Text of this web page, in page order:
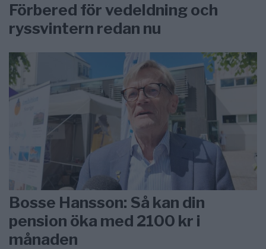
Förbered för vedeldning och
ryssvintern redan nu
Bosse Hansson: Så kan din
pension öka med 2100 kr i
månaden